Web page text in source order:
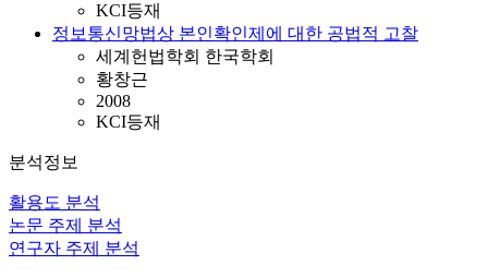
KCI등재
정보통신망법상 본인확인제에 대한 공법적 고찰
세계헌법학회 한국학회
황창근
2008
KCI등재
분석정보
활용도 분석
논문 주제 분석
연구자 주제 분석